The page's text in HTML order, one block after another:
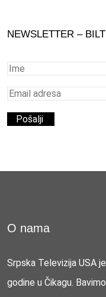
NEWSLETTER –
O nama
Srpska Televizija USA
godine u Čikagu.